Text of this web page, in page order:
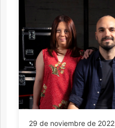
29 de noviembre de 2022